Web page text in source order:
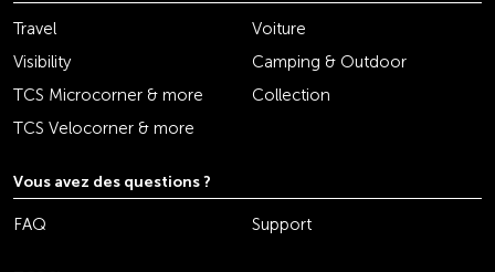
Travel
Voiture
Visibility
Camping & Outdoor
TCS Microcorner & more
Collection
TCS Velocorner & more
Vous avez des questions ?
FAQ Support